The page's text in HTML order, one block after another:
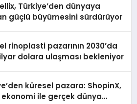
Türkiye’den dünyaya
güçlü büyümesini sürdürüyor
rinoplasti pazarının 2030’da
dolara ulaşması bekleniyor
küresel pazara: ShopinX,
ile gerçek dünya